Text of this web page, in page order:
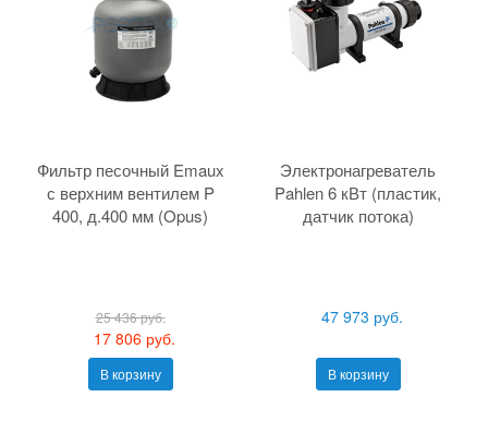
Фильтр песочный Emaux
с верхним вентилем P
400, д.400 мм (Opus)
25 436 руб.
17 806 руб.
В корзину
Электронагреватель
Pahlen 6 кВт (пластик,
датчик потока)
47 973 руб.
В корзину